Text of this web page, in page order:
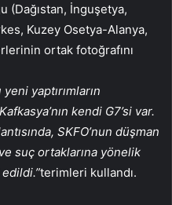
(Dağıstan, İnguşetya,
Kuzey Osetya-Alanya,
ortak fotoğrafını
yeni yaptırımların
kendi G7’si var.
SKFO’nun düşman
suç ortaklarına yönelik
terimleri kullandı.